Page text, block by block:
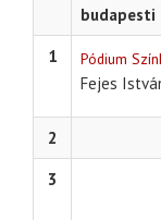
budapesti
1
Pódium
Fejes
2
3